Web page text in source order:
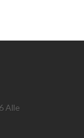
Alle